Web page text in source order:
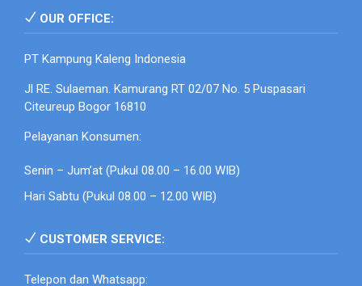
OUR OFFICE:
PT Kampung Kaleng Indonesia
Jl RE. Sulaeman. Kamurang RT 02/07 No. 5 Puspasari
Citeureup Bogor 16810
Pelayanan Konsumen:
Senin – Jum’at (Pukul 08.00 – 16.00 WIB)
Hari Sabtu (Pukul 08.00 – 12.00 WIB)
CUSTOMER SERVICE:
Telepon dan Whatsapp: